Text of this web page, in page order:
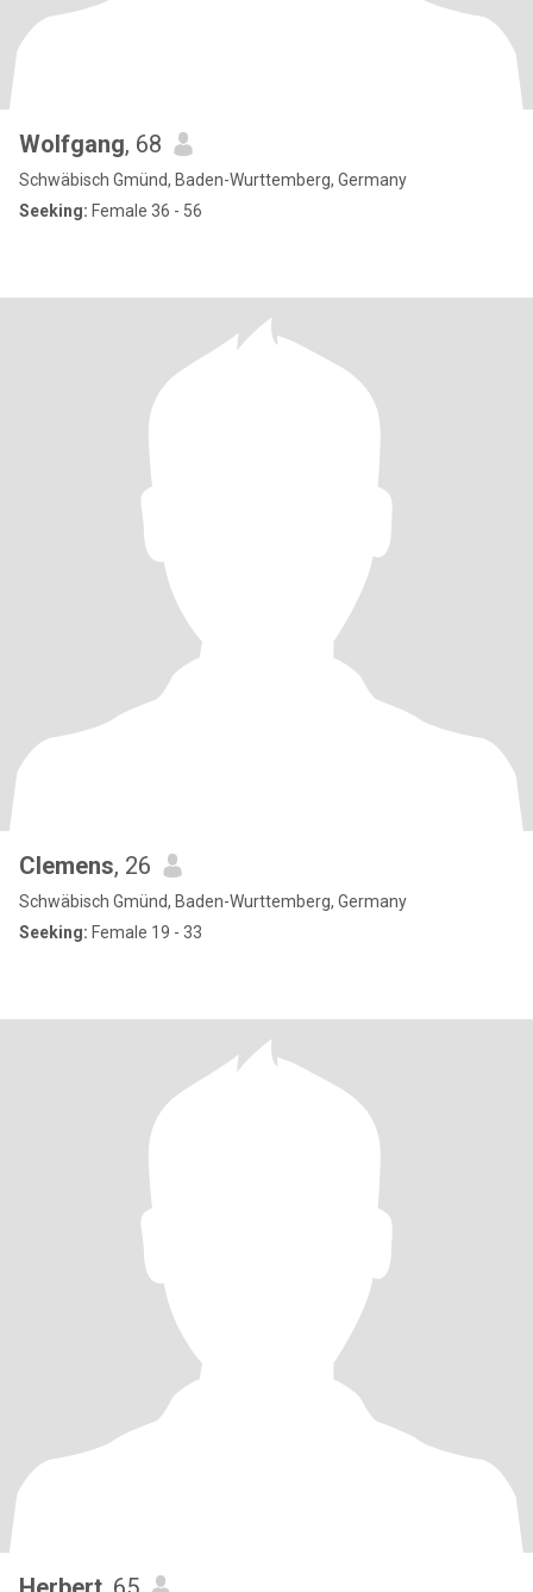
Wolfgang, 68
Schwäbisch Gmünd, Baden-Wurttemberg, Germany
Seeking: Female 36 - 56
Clemens, 26
Schwäbisch Gmünd, Baden-Wurttemberg, Germany
Seeking: Female 19 - 33